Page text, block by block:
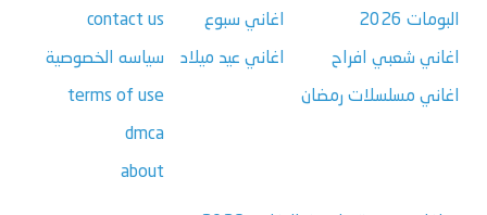
البومات 2026
اغاني شعبي افراح
اغاني مسلسلات رمضان
اغاني سبوع
اغاني عيد ميلاد
contact us
سياسه الخصوصية
terms of use
dmca
about